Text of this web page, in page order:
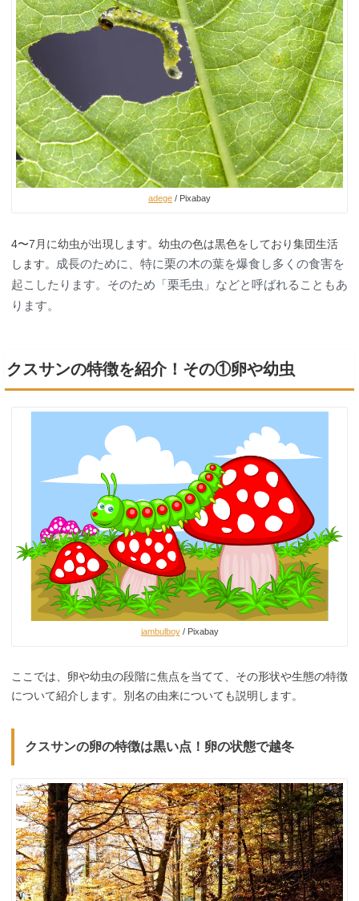
adege / Pixabay
4〜7月に幼虫が出現します。幼虫の色は黒色をしており集団生活
します。
成長のために、特に栗の木の葉を爆食し多くの食害を
起こしたります。そのため 「栗毛虫」などと呼ばれることもあ
ります。
クスサンの特徴を紹介！その①卵や幼虫
jambulboy/ Pixabay
ここでは、卵や幼虫の段階に焦点を当てて、その形状や生態の特徴
について紹介します。別名の由来についても説明します。
クスサンの卵の特徴は黒い点！卵の状態で越冬